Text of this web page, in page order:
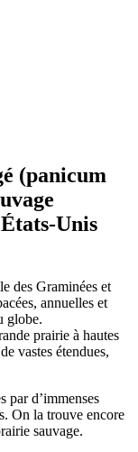
(panicum
Unis
des Graminées et
annuelles et
globe.
prairie à hautes
vastes étendues,
par d’immenses
On la trouve encore
sauvage.